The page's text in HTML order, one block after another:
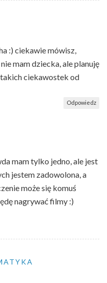
:) ciekawie mówisz,
mam dziecka, ale planuję
ciekawostek od
Odpowiedz
mam tylko jedno, ale jest
jestem zadowolona, a
może się komuś
nagrywać filmy :)